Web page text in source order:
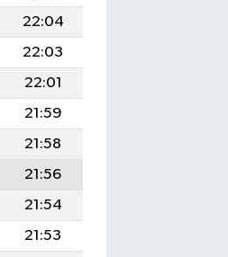
22:04
22:03
22:01
21:59
21:58
21:56
21:54
21:53